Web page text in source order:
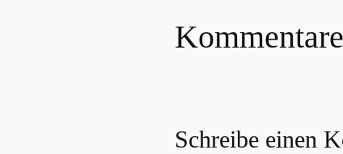
Kommentare
Schreibe einen